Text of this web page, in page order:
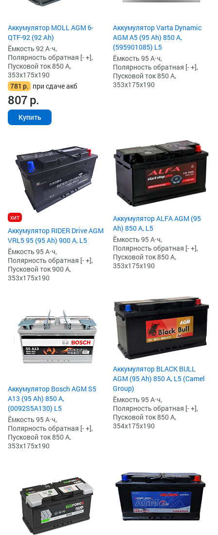
Аккумулятор MOLL AGM 6-
QTF-92 (92 Ah)
Ёмкость 92 А·ч,
Полярность обратная [- +],
Пусковой ток 850 А,
353x175x190
781 р. при сдаче акб
807р.
Купить
Аккумулятор Varta Dynamic
AGM A5 (95 Ah) 850 А,
(595901085) L5
Ёмкость 95 А·ч,
Полярность обратная [- +],
Пусковой ток 850 А,
353x175x190
хит
Аккумулятор RIDER Drive AGM
VRL5 95 (95 Ah) 900 А, L5
Ёмкость 95 А·ч,
Полярность обратная [- +],
Пусковой ток 900 А,
353x175x190
Аккумулятор ALFA AGM (95
Ah) 850 А, L5
Ёмкость 95 А·ч,
Полярность обратная [- +],
Пусковой ток 850 А,
353x175x190
Аккумулятор Bosch AGM S5
А13 (95 Ah) 850 А,
(0092S5A130) L5
Ёмкость 95 А·ч,
Полярность обратная [- +],
Пусковой ток 850 А,
353x175x190
Аккумулятор BLACK BULL
AGM (95 Ah) 850 А, L5 (Camel
Group)
Ёмкость 95 А·ч,
Полярность обратная [- +],
Пусковой ток 850 А,
354x175x190